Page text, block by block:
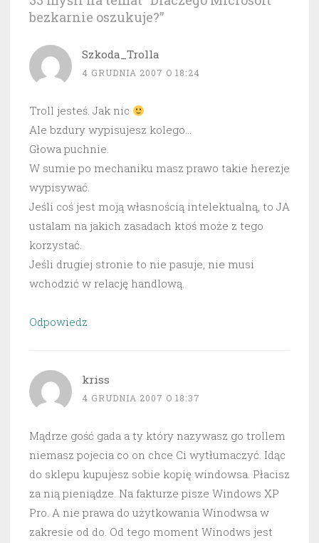
bezkarnie oszukuje?”
Szkoda_Trolla
4 GRUDNIA 2007 O 18:24
Troll jesteś. Jak nic
Ale bzdury wypisujesz kolego…
Głowa puchnie.
W sumie po mechaniku masz prawo takie herezje
wypisywać.
Jeśli coś jest moją własnością intelektualną, to JA
ustalam na jakich zasadach ktoś może z tego
korzystać.
Jeśli drugiej stronie to nie pasuje, nie musi
wchodzić w relację handlową.
Odpowiedz
kriss
4 GRUDNIA 2007 O 18:37
Mądrze gość gada a ty który nazywasz go trollem
niemasz pojecia co on chce Ci wytłumaczyć. Idąc
do sklepu kupujesz sobie kopię windowsa. Płacisz
za nią pieniądze. Na fakturze pisze Windows XP
Pro. A nie prawa do użytkowania Winodwsa w
zakresie od do. Od tego moment Winodws jest